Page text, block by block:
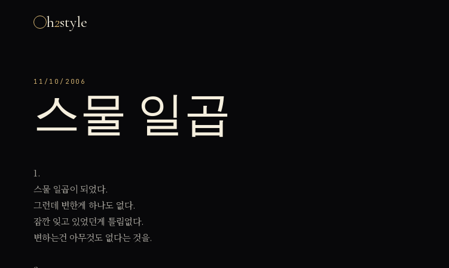
h2style
11/10/2006
스물 일곱
1.
스물 일곱이 되었다.
그런데 변한게 하나도 없다.
잠깐 잊고 있었던게 틀림없다.
변하는건 아무것도 없다는 것을.